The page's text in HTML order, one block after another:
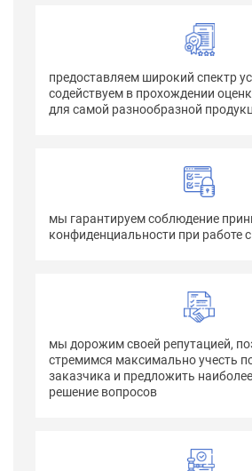
предоставляем широкий спектр
содействуем в прохождении
для самой разнообразной
мы гарантируем соблюдение
конфиденциальности при работе
мы дорожим своей репутацией,
стремимся максимально учесть
заказчика и предложить
решение вопросов